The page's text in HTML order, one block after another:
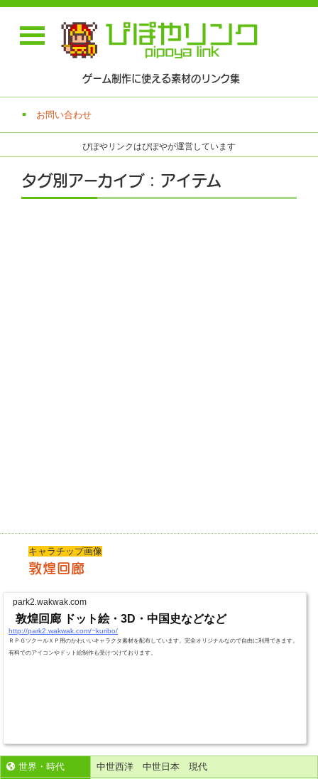
ゲーム制作に使える素材のリンク集
お問い合わせ
ぴぽやリンクはぴぽやが運営しています
タグ別アーカイブ : アイテム
キャラチップ画像
敦煌回廊
park2.wakwak.com
敦煌回廊 ドット絵・3D・中国史などなど
http://park2.wakwak.com/~kuribo/
ＲＰＧツクールＸＰ用のかわいいキャラクタ素材を配布しています。完全オリジナルなので自由に利用できます。
有料でのアイコンやドット絵制作も受けつけております。
世界・時代
中世西洋 中世日本 現代